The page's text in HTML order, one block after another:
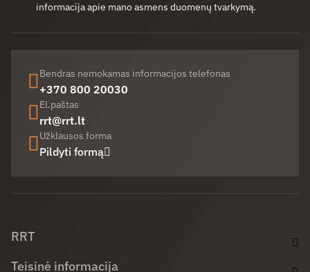
informacija apie mano asmens duomenų tvarkymą.
Bendras nemokamas informacijos telefonas
+370 800 20030
El.paštas
rrt@rrt.lt
Užklausos forma
Pildyti formą
RRT
Teisinė informacija